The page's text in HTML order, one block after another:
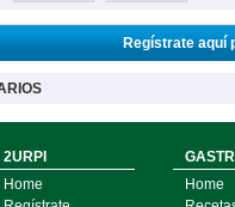
Regístrate aquí
2URPI
Home
Home